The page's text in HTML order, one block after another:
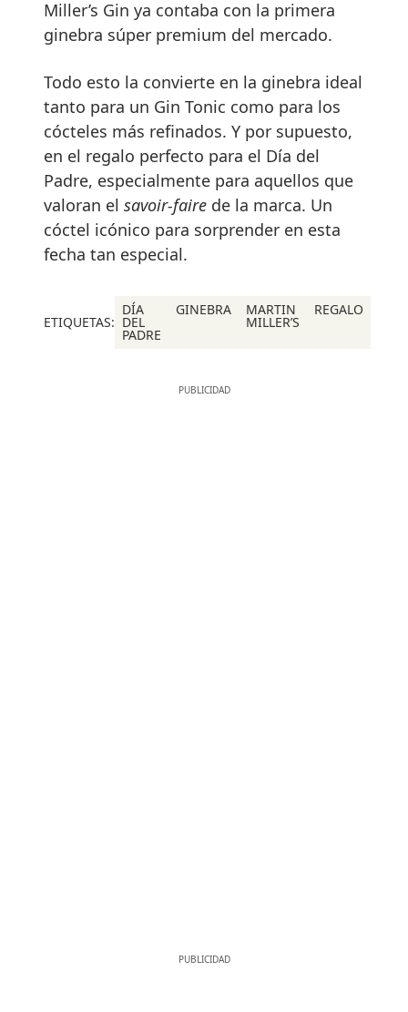
Miller’s Gin ya contaba con la primera
ginebra súper premium del mercado.
Todo esto la convierte en la ginebra ideal
tanto para un Gin Tonic como para los
cócteles más refinados. Y por supuesto,
en el regalo perfecto para el Día del
Padre, especialmente para aquellos que
valoran el savoir-faire de la marca. Un
cóctel icónico para sorprender en esta
fecha tan especial.
ETIQUETAS:
DÍA
DEL
PADRE
GINEBRA MARTIN
MILLER’S
REGALO